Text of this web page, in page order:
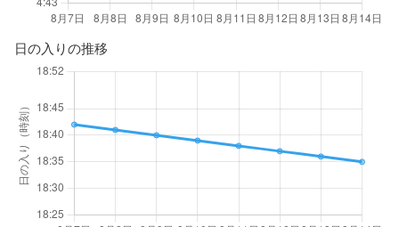
日の入りの推移